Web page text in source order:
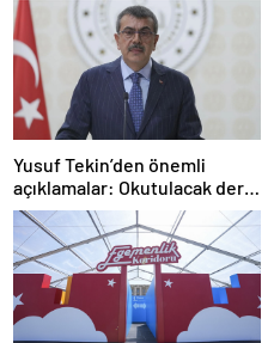
Yusuf Tekin’den önemli
açıklamalar: Okutulacak dersi
kalmamış öğretmene branş
değişikliği masada